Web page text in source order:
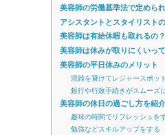
美容師の労働基準法で定めら
アシスタントとスタイリスト
美容師は有給休暇も取れるの？
美容師は休みが取りにくいっ
美容師の平日休みのメリット
混雑を避けてレジャースポッ
銀行や行政手続きがスムーズ
美容師の休日の過ごし方を紹介
趣味の時間でリフレッシュを
勉強などスキルアップをする